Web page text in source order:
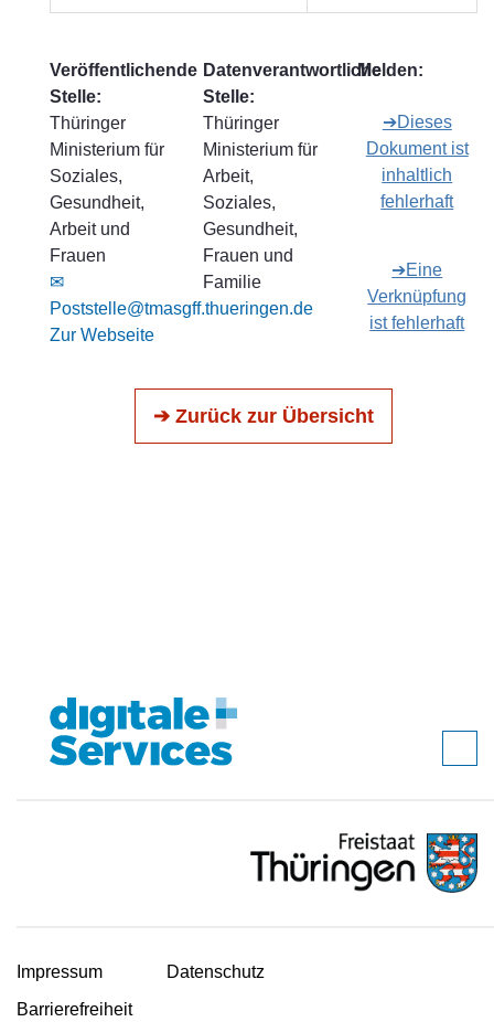
Veröffentlichende
Stelle:
Thüringer
Ministerium für
Soziales,
Gesundheit,
Arbeit und
Frauen
✉
Poststelle@tmasgff.thueringen.de
Zur Webseite
Datenverantwortliche
Stelle:
Thüringer
Ministerium für
Arbeit,
Soziales,
Gesundheit,
Frauen und
Familie
Melden:
➔Dieses
Dokument ist
inhaltlich
fehlerhaft
➔Eine
Verknüpfung
ist fehlerhaft
➔ Zurück zur Übersicht
Impressum
Datenschutz
Barrierefreiheit